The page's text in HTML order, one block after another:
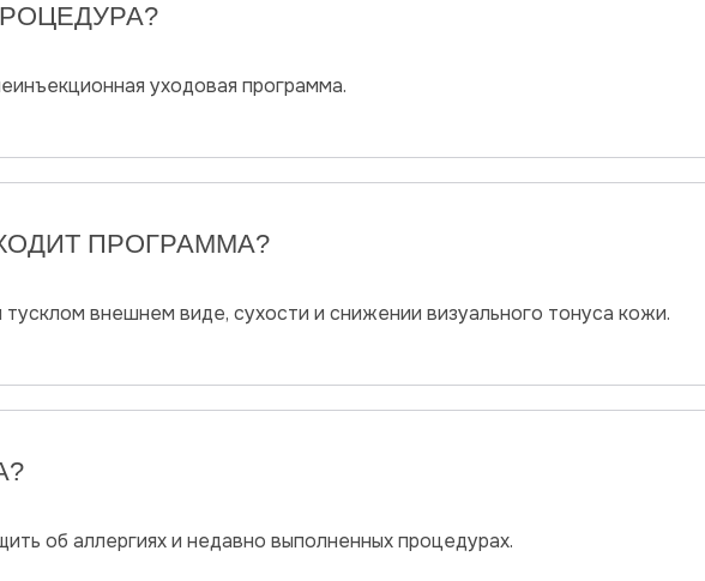
уходовая программа.
ПРОГРАММА?
внешнем виде, сухости и снижении визуального тонуса кожи.
об аллергиях и недавно выполненных процедурах.